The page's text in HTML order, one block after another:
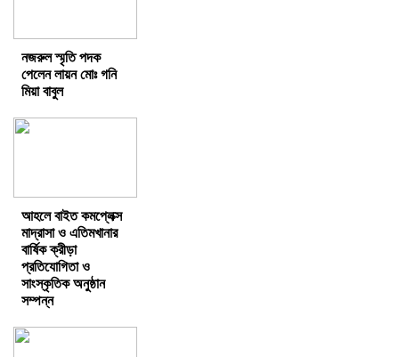
নজরুল স্মৃতি পদক
পেলেন লায়ন মোঃ গনি
মিয়া বাবুল
আহলে বাইত কমপ্লেক্স
মাদ্রাসা ও এতিমখানার
বার্ষিক ক্রীড়া
প্রতিযোগিতা ও
সাংস্কৃতিক অনুষ্ঠান
সম্পন্ন